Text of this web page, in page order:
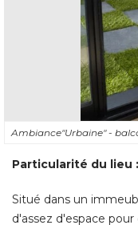
Ambiance"Urbaine" -
Particularité du lieu :
Situé dans un
d'assez d'espace